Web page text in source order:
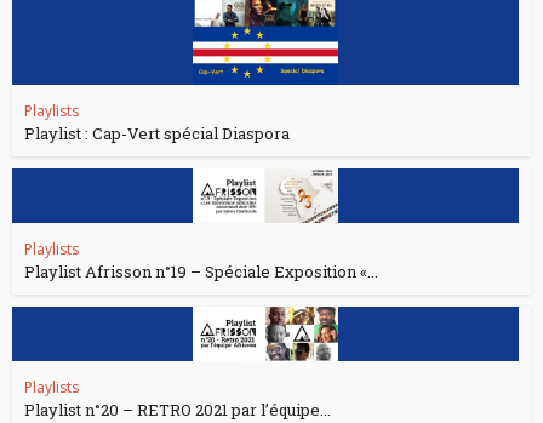
Playlists
Playlist : Cap-Vert spécial Diaspora
Playlists
Playlist Afrisson n°19 – Spéciale Exposition «...
Playlists
Playlist n°20 – RETRO 2021 par l’équipe...